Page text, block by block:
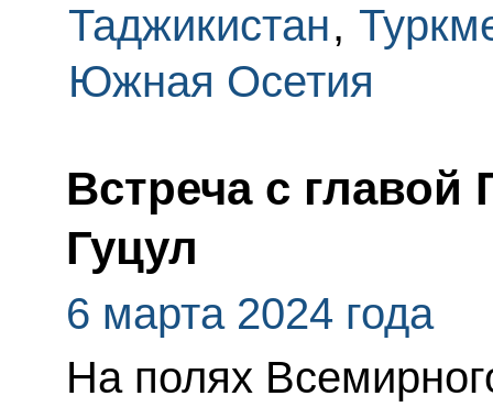
Таджикистан,
Южная Осетия
Встреча с главой
Гуцул
6 марта 2024 года
На полях